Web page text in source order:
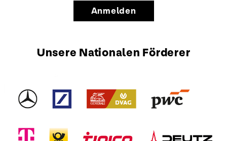
Anmelden
Unsere Nationalen Förderer